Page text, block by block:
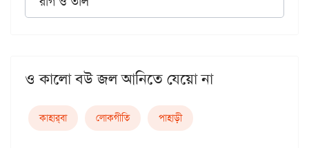
ও কালো বউ জল আনিতে যেয়ো না
কাহার্‌বা লোকগীতি পাহাড়ী